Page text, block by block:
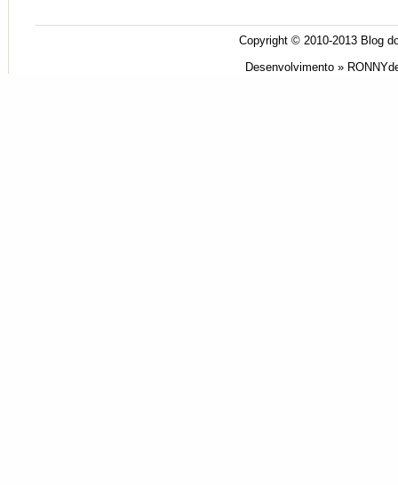
Copyright © 2010-2013 Blog
Desenvolvimento »